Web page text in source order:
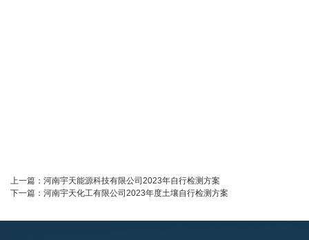
上一篇： 河南宇天能源科技有限公司2023年自行检测方案
下一篇： 河南宇天化工有限公司2023年度土壤自行检测方案